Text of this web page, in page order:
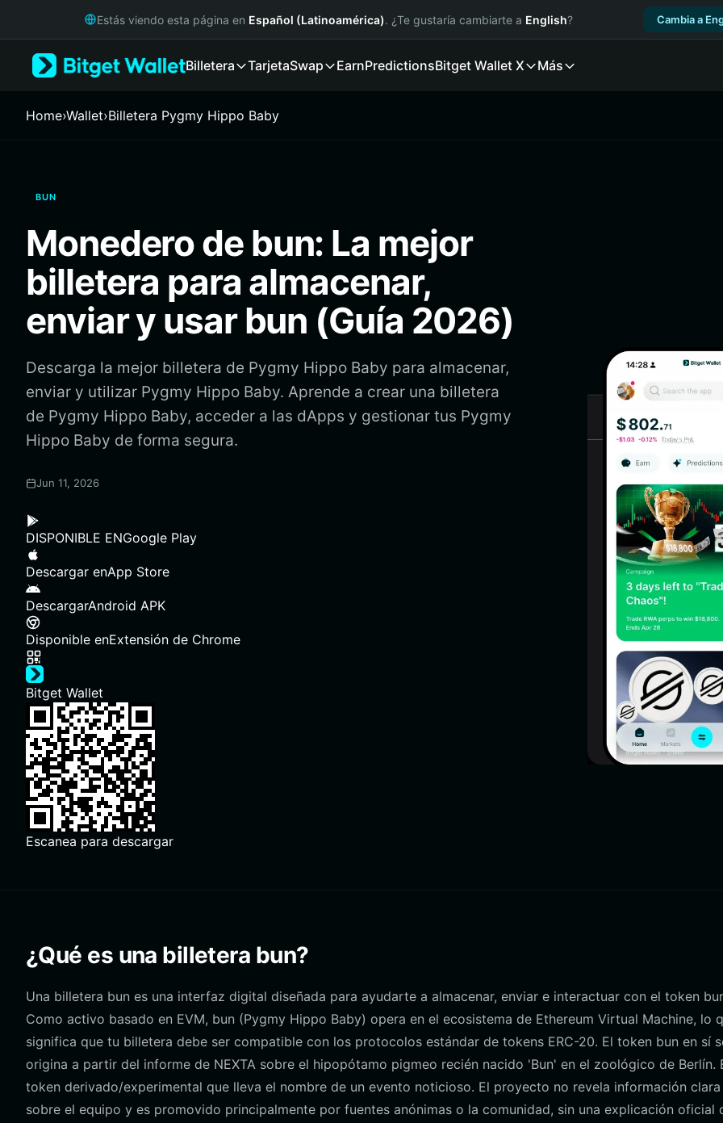
Русский
Italiano
繁體中文
Bahasa Indonesia
ภาษาไทย
Español
Português (Brasil)
Español (Argentina)
Estás viendo esta página en Español (Latinoamérica). ¿Te gustaría cambiarte a English? Cambia a
Billetera TarjetaSwap EarnPredictionsBitget Wallet X Más
Home›Wallet›Billetera Pygmy Hippo Baby
BUN
Monedero de bun: La mejor
billetera para almacenar,
enviar y usar bun (Guía 2026)
Descarga la mejor billetera de Pygmy Hippo Baby para almacenar,
enviar y utilizar Pygmy Hippo Baby. Aprende a crear una billetera
de Pygmy Hippo Baby, acceder a las dApps y gestionar tus Pygmy
Hippo Baby de forma segura.
Jun 11, 2026
DISPONIBLE ENGoogle Play
Descargar enApp Store
DescargarAndroid APK
Disponible enExtensión de Chrome
Bitget Wallet
Escanea para descargar
¿Qué es una billetera bun?
Una billetera bun es una interfaz digital diseñada para ayudarte a almacenar, enviar e interactuar con el token
Como activo basado en EVM, bun (Pygmy Hippo Baby) opera en el ecosistema de Ethereum Virtual Machine, lo
significa que tu billetera debe ser compatible con los protocolos estándar de tokens ERC-20. El token bun en sí
origina a partir del informe de NEXTA sobre el hipopótamo pigmeo recién nacido 'Bun' en el zoológico de Berlín.
token derivado/experimental que lleva el nombre de un evento noticioso. El proyecto no revela información clara
sobre el equipo y es promovido principalmente por fuentes anónimas o la comunidad, sin una explicación oficial